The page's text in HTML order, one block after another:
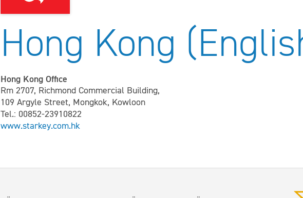
Hong Kong
Hong Kong Office
Rm 2707, Richmond Commercial Building,
109 Argyle Street, Mongkok, Kowloon
Tel.: 00852-23910822
www.starkey.com.hk